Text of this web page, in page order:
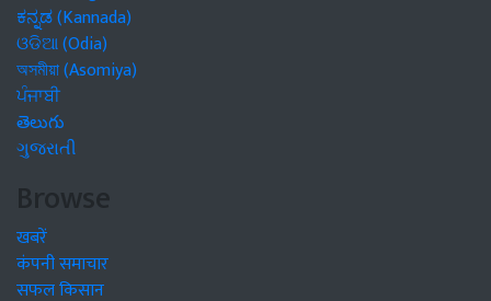
ಕನ್ನಡ (Kannada)
ଓଡିଆ (Odia)
অসমীয়া (Asomiya)
ਪੰਜਾਬੀ
తెలుగు
ગુજરાતી
Browse
खबरें
कंपनी समाचार
सफल किसान